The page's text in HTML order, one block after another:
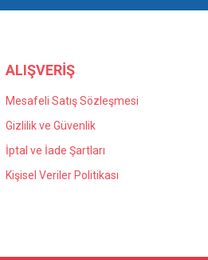
ALIŞVERİŞ
Mesafeli Satış Sözleşmesi
Gizlilik ve Güvenlik
İptal ve İade Şartları
Kişisel Veriler Politikası